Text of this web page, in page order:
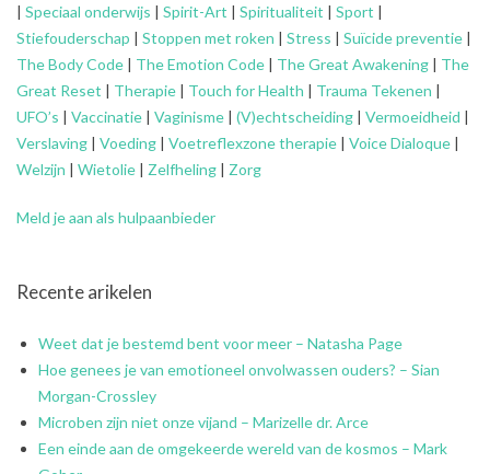
| Speciaal onderwijs | Spirit-Art | Spiritualiteit | Sport |
Stiefouderschap | Stoppen met roken | Stress | Suïcide preventie |
The Body Code | The Emotion Code | The Great Awakening | The
Great Reset | Therapie | Touch for Health | Trauma Tekenen |
UFO’s | Vaccinatie | Vaginisme | (V)echtscheiding | Vermoeidheid |
Verslaving | Voeding | Voetreflexzone therapie | Voice Dialoque |
Welzijn | Wietolie | Zelfheling | Zorg
Meld je aan als hulpaanbieder
Recente arikelen
Weet dat je bestemd bent voor meer – Natasha Page
Hoe genees je van emotioneel onvolwassen ouders? – Sian
Morgan-Crossley
Microben zijn niet onze vijand – Marizelle dr. Arce
Een einde aan de omgekeerde wereld van de kosmos – Mark